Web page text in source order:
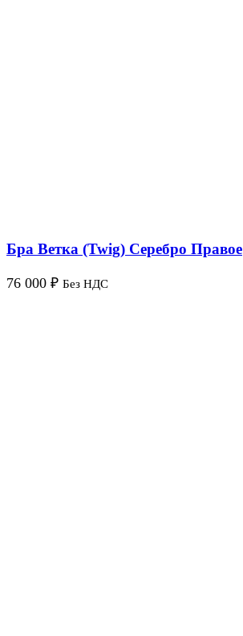
Бра Ветка (Twig) Серебро Правое
76 000 ₽ Без НДС